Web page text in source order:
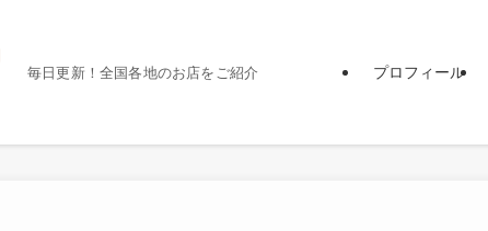
毎日更新！全国各地のお店をご紹介 プロフィール